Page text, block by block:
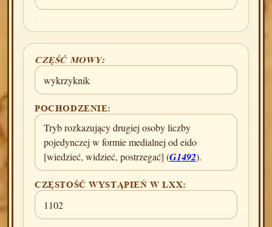
CZĘŚĆ MOWY:
wykrzyknik
POCHODZENIE:
Tryb rozkazujący drugiej osoby liczby
pojedynczej w formie medialnej od eido
[wiedzieć, widzieć, postrzegać] (G1492).
CZĘSTOŚĆ WYSTĄPIEŃ W LXX:
1102